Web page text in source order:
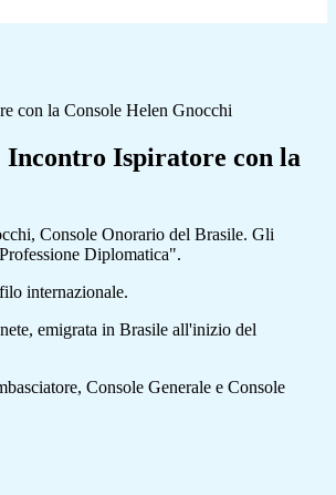
con la Console Helen Gnocchi
Incontro Ispiratore con la
Console Onorario del Brasile. Gli
Diplomatica".
internazionale.
emigrata in Brasile all'inizio del
Console Generale e Console